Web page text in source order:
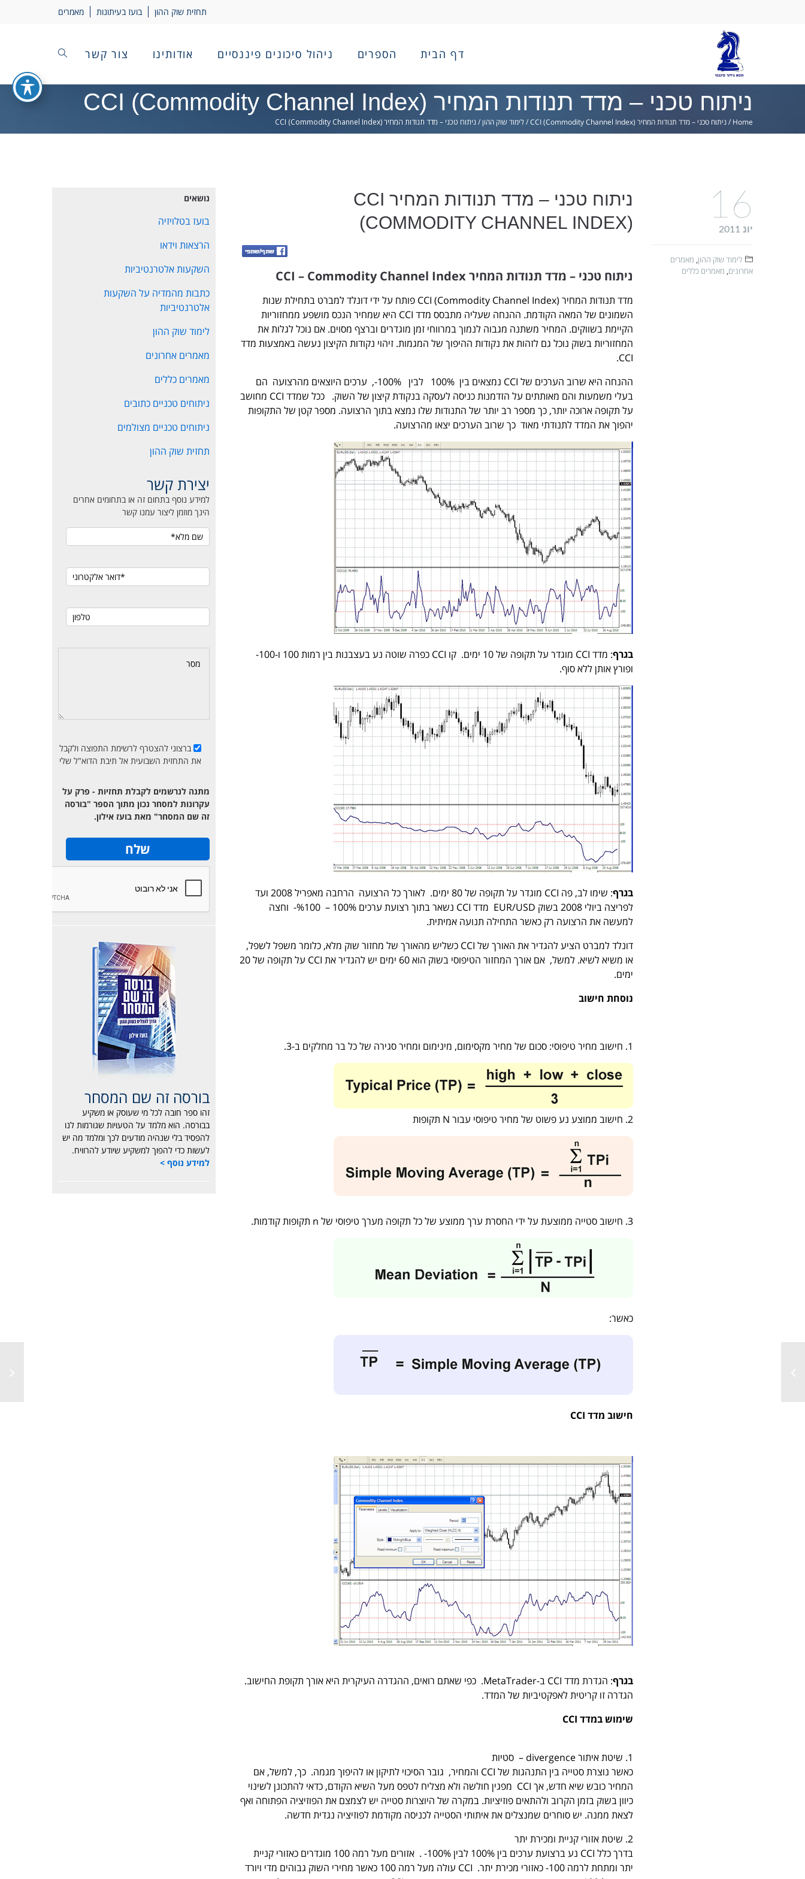
תחזית שוק ההון בועז בעיתונות מאמרים
דף הבית הספרים ניהול סיכונים פיננסיים אודותינו צור קשר
ניתוח טכני – מדד תנודות המחיר CCI (Commodity Channel Index)
Home
/ניתוח טכני – מדד תנודות המחיר CCI (Commodity Channel Index) /לימוד שוק ההון/ ניתוח טכני – מדד תנודות המחיר CCI (Commodity Channel Index)
ניתוח טכני – מדד תנודות המחיר CCI
(COMMODITY CHANNEL INDEX)
ניתוח טכני – מדד תנודות המחיר CCI – Commodity Channel Index
מדד תנודות המחיר CCI (Commodity Channel Index) פותח על ידי דונלד למברט בתחילת שנות
השמונים של המאה הקודמת. ההנחה שעליה מתבסס מדד CCI היא שמחיר הנכס מושפע ממחזוריות
הקיימת בשווקים. המחיר משתנה מגבוה לנמוך במרווחי זמן מוגדרים וברצף מסוים. אם נוכל לגלות את
המחזוריות בשוק נוכל גם לזהות את נקודות ההיפוך של המגמות. זיהוי נקודות הקיצון נעשה באמצעות מדד
CCI.
ההנחה היא שרוב הערכים של CCI נמצאים בין 100% לבין 100%-, ערכים היוצאים מהרצועה הם
בעלי משמעות והם מאותתים על הזדמנות כניסה לעסקה בנקודת קיצון של השוק. ככל שמדד CCI מחושב
על תקופה ארוכה יותר, כך מספר רב יותר של התנודות שלו נמצא בתוך הרצועה. מספר קטן של התקופות
יהפוך את המדד לתנודתי מאוד כך שרוב הערכים יצאו מהרצועה.
בגרף
: מדד CCI מוגדר על תקופה של 10 ימים. קו CCI כפרה שוטה נע בעצבנות בין רמות 100 ו-100-
ופורץ אותן ללא סוף.
בגרף
: שימו לב, פה CCI מוגדר על תקופה של 80 ימים. לאורך כל הרצועה הרחבה מאפריל 2008 ועד
לפריצה ביולי 2008 בשוק EUR/USD מדד CCI נשאר בתוך רצועת ערכים 100% – %100- וחצה
למעשה את הרצועה רק כאשר התחילה תנועה אמיתית.
דונלד למברט הציע להגדיר את האורך של CCI כשליש מהאורך של מחזור שוק מלא, כלומר משפל לשפל,
או משיא לשיא. למשל, אם אורך המחזור הטיפוסי בשוק הוא 60 ימים יש להגדיר את CCI על תקופה של 20
ימים.
נוסחת חישוב
1. חישוב מחיר טיפוסי: סכום של מחיר מקסימום, מינימום ומחיר סגירה של כל בר מחלקים ב-3.
2. חישוב ממוצע נע פשוט של מחיר טיפוסי עבור N תקופות
3. חישוב סטייה ממוצעת על ידי החסרת ערך ממוצע של כל תקופה מערך טיפוסי של n תקופות קודמות.
כאשר:
חישוב מדד CCI
בגרף
: הגדרת מדד CCI ב-MetaTrader. כפי שאתם רואים, ההגדרה העיקרית היא אורך תקופת החישוב.
הגדרה זו קריטית לאפקטיביות של המדד.
שימוש במדד CCI
1. שיטת איתור divergence – סטיות
כאשר נוצרת סטייה בין התנהגות של CCI והמחיר, גובר הסיכוי לתיקון או להיפוך מגמה. כך, למשל, אם
המחיר כובש שיא חדש, אך CCI מפגין חולשה ולא מצליח לטפס מעל השיא הקודם, כדאי להתכונן לשינוי
כיוון בשוק בזמן הקרוב ולהתאים פוזיציות. במקרה של היוצרות סטייה יש לצמצם את הפוזיציה הפתוחה ואף
לצאת ממנה. יש סוחרים שמנצלים את איתותי הסטייה לכניסה מקודמת לפוזיציה נגדית חדשה.
2. שיטת אזורי קניית ומכירת יתר
בדרך כלל CCI נע ברצועת ערכים בין 100% לבין 100%- . אזורים מעל רמה 100 מוגדרים כאזורי קניית
יתר ומתחת לרמה 100- כאזורי מכירת יתר. CCI עולה מעל רמה 100 כאשר מחירי השוק גבוהים מדי ויורד
16
יונ 2011
לימוד שוק ההון, מאמרים
אחרונים, מאמרים כללים
נושאים
בועז בטלויזיה
הרצאות וידאו
השקעות אלטרנטיביות
כתבות מהמדיה על השקעות
אלטרנטיביות
לימוד שוק ההון
מאמרים אחרונים
מאמרים כללים
ניתוחים טכניים כתובים
ניתוחים טכניים מצולמים
תחזית שוק ההון
יצירת קשר
למידע נוסף בתחום זה או בתחומים אחרים
הינך מוזמן ליצור עמנו קשר
ברצוני להצטרף לרשימת התפוצה ולקבל
את התחזית השבועית אל תיבת הדוא"ל שלי
מתנה לנרשמים לקבלת תחזיות - פרק על
עקרונות למסחר נכון מתוך הספר "בורסה
זה שם המסחר" מאת בועז אילון.
בורסה זה שם המסחר
זהו ספר חובה לכל מי שעוסק או משקיע
בבורסה. הוא מלמד על הטעויות שגורמות לנו
להפסיד בלי שנהיה מודעים לכך ומלמד מה יש
לעשות כדי להפוך למשקיע שיודע להרוויח.
למידע נוסף >